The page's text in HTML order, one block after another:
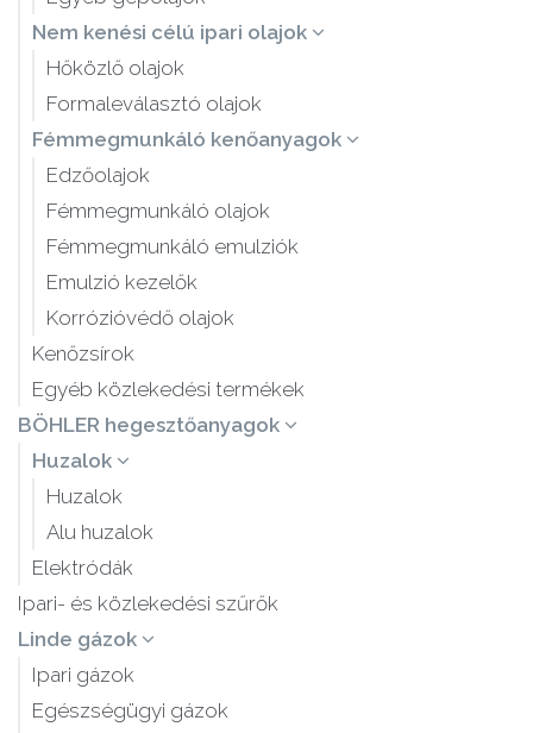
Nem kenési célú ipari olajok
Hőközlő olajok
Formaleválasztó olajok
Fémmegmunkáló kenőanyagok
Edzőolajok
Fémmegmunkáló olajok
Fémmegmunkáló emulziók
Emulzió kezelők
Korrózióvédő olajok
Kenőzsírok
Egyéb közlekedési termékek
BÖHLER hegesztőanyagok
Huzalok
Huzalok
Alu huzalok
Elektródák
Ipari- és közlekedési szűrők
Linde gázok
Ipari gázok
Egészségügyi gázok